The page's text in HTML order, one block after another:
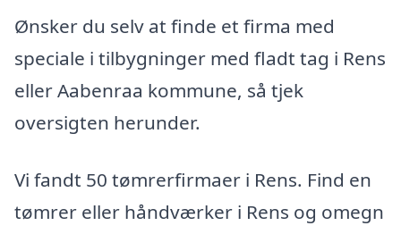
Ønsker du selv at finde et firma med
speciale i tilbygninger med fladt tag i Rens
eller Aabenraa kommune, så tjek
oversigten herunder.
Vi fandt 50 tømrerfirmaer i Rens. Find en
tømrer eller håndværker i Rens og omegn